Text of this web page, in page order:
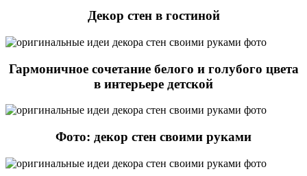
Декор стен в гостиной
Гармоничное сочетание белого и голубого цвета
в интерьере детской
Фото: декор стен своими руками